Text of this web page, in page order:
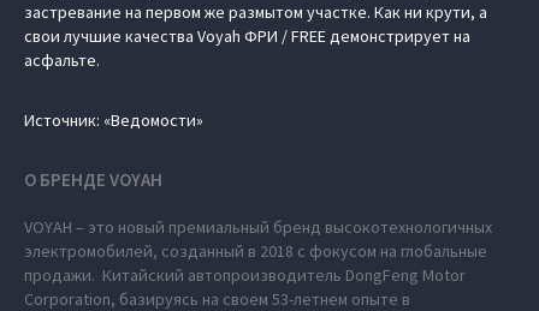
застревание на первом же размытом участке. Как ни крути, а
свои лучшие качества Voyah ФРИ / FREE демонстрирует на
асфальте.
Источник: «Ведомости»
О БРЕНДЕ VOYAH
VOYAH – это новый премиальный бренд высокотехнологичных
электромобилей, созданный в 2018 с фокусом на глобальные
продажи. Китайский автопроизводитель DongFeng Motor
Corporation, базируясь на своем 53-летнем опыте в